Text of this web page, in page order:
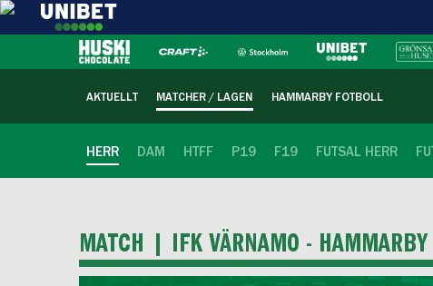
AKTUELLT MATCHER / LAGEN HAMMARBY FOTBOLL
HERR DAM HTFF P19 F19 FUTSAL HERR
MATCH | IFK VÄRNAMO - HAMMARBY